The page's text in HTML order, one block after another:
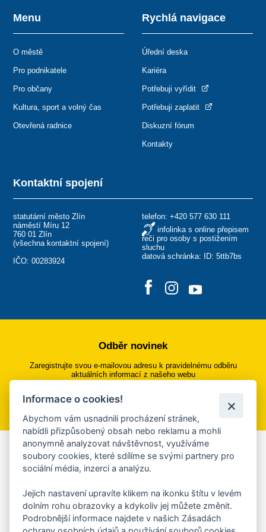
Kontaktní spojení
statutární město Zlín
náměstí Míru 12
760 01 Zlín
(všechna kontaktní spojení)
IČO: 00283924
telefon: +420 577 630 111
infolinka s online přepisem
řeči pro osoby s postižením
sluchu
datová schránka: ID: 5ttb7bs
Menu
O městě
Pro podnikatele
Pro občany
Kultura, sport a volný čas
Otevřená radnice
Rychlá navigace
Úřední deska
Kariéra
Potřebuji vyřídit
Potřebuji zaplatit
Diskuzní fórum
Kontakty
Odběr novinek
Zaregistrujte svou e-mailovou adresu k pravidelnému odběru
aktuálních informací z našeho webu
Přihlásit se k odběru
Aplikace Mobilní rozhlas
Chcete dostávat do svého mobilu či mailu upozornění na
ankety, pozvánky na kulturní a sportovní akce?
Více informací o aplikaci
Informace o cookies!
Abychom vám usnadnili procházení stránek,
nabídli přizpůsobený obsah nebo reklamu a mohli
anonymně analyzovat návštěvnost, využíváme
soubory cookies, které sdílíme se svými partnery pro
sociální média, inzerci a analýzu.
Jejich nastavení upravíte klikem na ikonku štítu v levém
dolním rohu obrazovky a kdykoliv jej můžete změnit.
Podrobnější informace najdete v našich Zásadách